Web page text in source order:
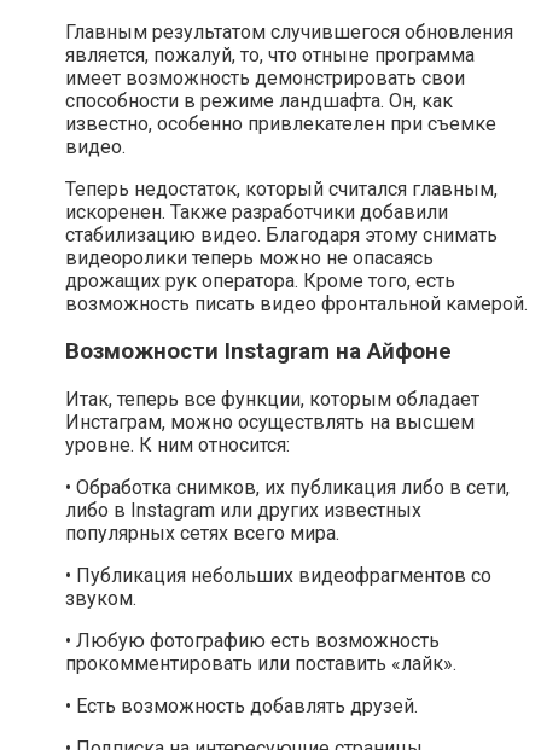
Главным результатом случившегося обновления
является, пожалуй, то, что отныне программа
имеет возможность демонстрировать свои
способности в режиме ландшафта. Он, как
известно, особенно привлекателен при съемке
видео.
Теперь недостаток, который считался главным,
искоренен. Также разработчики добавили
стабилизацию видео. Благодаря этому снимать
видеоролики теперь можно не опасаясь
дрожащих рук оператора. Кроме того, есть
возможность писать видео фронтальной камерой.
Возможности Instagram на Айфоне
Итак, теперь все функции, которым обладает
Инстаграм, можно осуществлять на высшем
уровне. К ним относится:
• Обработка снимков, их публикация либо в сети,
либо в Instagram или других известных
популярных сетях всего мира.
• Публикация небольших видеофрагментов со
звуком.
• Любую фотографию есть возможность
прокомментировать или поставить «лайк».
• Есть возможность добавлять друзей.